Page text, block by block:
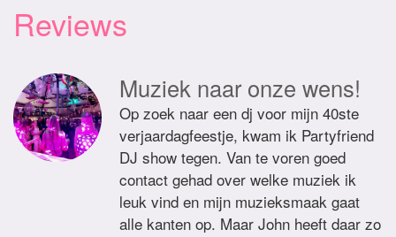
Reviews
Muziek naar onze wens!
Op zoek naar een dj voor mijn 40ste
verjaardagfeestje, kwam ik Partyfriend
DJ show tegen. Van te voren goed
contact gehad over welke muziek ik
leuk vind en mijn muzieksmaak gaat
alle kanten op. Maar John heeft daar zo